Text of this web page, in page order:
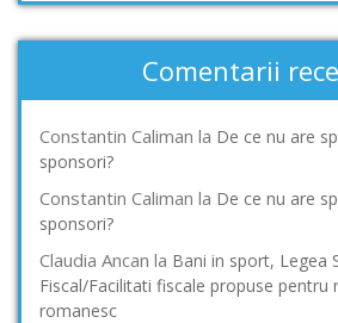
Comentarii
Constantin Caliman la De ce nu are
sponsori?
Constantin Caliman la De ce nu are
sponsori?
Claudia Ancan la Bani in sport, Legea
Fiscal/Facilitati fiscale propuse pentru
romanesc